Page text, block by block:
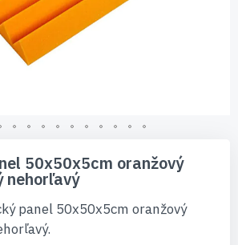
50x50x5cm oranžový
nehorľavý
panel 50x50x5cm oranžový